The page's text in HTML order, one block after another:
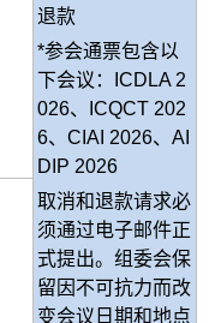
退款
*参会通票包含以
下会议：ICDLA 2
026、ICQCT 202
6、CIAI 2026、AI
DIP 2026
取消和退款请求必
须通过电子邮件正
式提出。组委会保
留因不可抗力而改
变会议日期和地点